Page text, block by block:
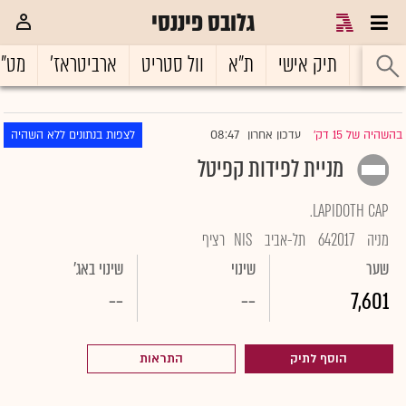
גלובס פיננסי
ראשי תיק אישי ת"א וול סטריט ארביטראז'
בהשהיה של 15 דק' |עדכון אחרון 08:47 לצפות בנתונים ללא השהיה
מניית לפידות קפיטל
LAPIDOTH CAP.
מניה 642017 תל-אביב NIS רציף
שער
7,601
שינוי
--
שינוי באג'
--
הוסף לתיק התראות